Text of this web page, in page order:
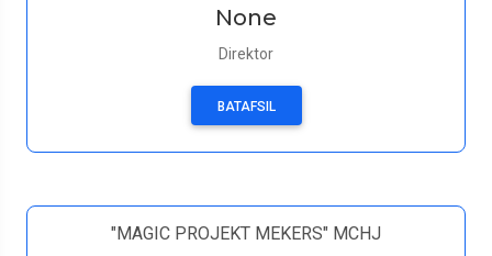
None
Direktor
BATAFSIL
"MAGIC PROJEKT MEKERS" MCHJ